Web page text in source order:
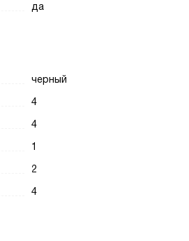
да
черный
4
4
1
2
4